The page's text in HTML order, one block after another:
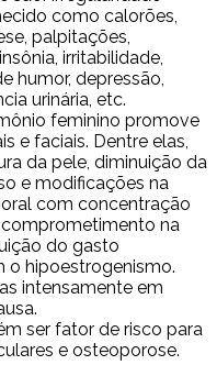
como calorões,
palpitações,
irritabilidade,
humor, depressão,
urinária, etc.
feminino promove
e faciais. Dentre elas,
da pele, diminuição da
e modificações na
com concentração
na
do gasto
o hipoestrogenismo.
intensamente em
ser fator de risco para
e osteoporose.